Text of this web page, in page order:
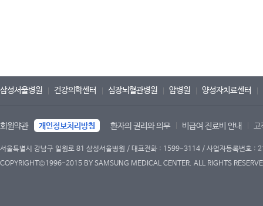
삼성서울병원 건강의학센터 심장뇌혈관병원 암병원 양성자치료센터
회원약관 개인정보처리방침 환자의 권리와 의무 비급여 진료비 안내 고
서울특별시 강남구 일원로 81 삼성서울병원 / 대표전화 : 1599-3114 / 사업자등록번호
COPYRIGHT©1996-2015 BY SAMSUNG MEDICAL CENTER. ALL RIGHTS